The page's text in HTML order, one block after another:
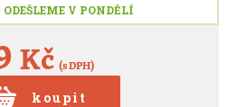
ODEŠLEME V PONDĚLÍ
Kč (s DPH)